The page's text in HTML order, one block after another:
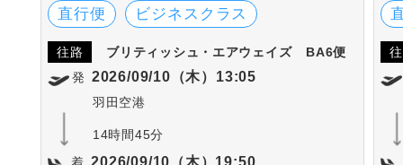
ン・ヒースロー空港をメイン空港としていま
す。
直行便 ビジネスクラス
往路 ブリティッシュ・エアウェイズ
BA6便
発 2026/09/10（木）13:05
羽田空港
14時間45分
着 2026/09/10（木）19:50